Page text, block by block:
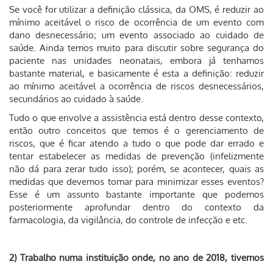
Se você for utilizar a definição clássica, da OMS, é reduzir ao
mínimo aceitável o risco de ocorrência de um evento com
dano desnecessário; um evento associado ao cuidado de
saúde. Ainda temos muito para discutir sobre segurança do
paciente nas unidades neonatais, embora já tenhamos
bastante material, e basicamente é esta a definição: reduzir
ao mínimo aceitável a ocorrência de riscos desnecessários,
secundários ao cuidado à saúde.
Tudo o que envolve a assistência está dentro desse contexto,
então outro conceitos que temos é o gerenciamento de
riscos, que é ficar atendo a tudo o que pode dar errado e
tentar estabelecer as medidas de prevenção (infelizmente
não dá para zerar tudo isso); porém, se acontecer, quais as
medidas que devemos tomar para minimizar esses eventos?
Esse é um assunto bastante importante que podemos
posteriormente aprofundar dentro do contexto da
farmacologia, da vigilância, do controle de infecção e etc.
2) Trabalho numa instituição onde, no ano de 2018, tivemos